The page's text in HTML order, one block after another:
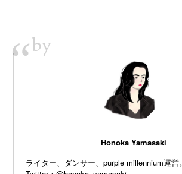
“by
Honoka Yamasaki
ライター、ダンサー、purple millennium運営。